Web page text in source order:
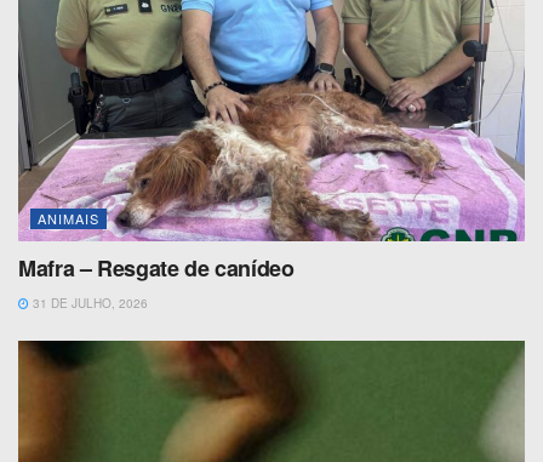
ANIMAIS
Mafra – Resgate de canídeo
31 DE JULHO, 2026